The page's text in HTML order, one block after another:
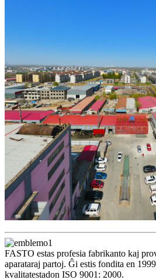
FASTO estas profesia fabrikanto kaj
aparataraj partoj. Ĝi estis fondita en
kvalitatestadon ISO 9001: 2000.